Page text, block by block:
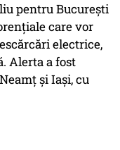
pentru Bucureşti
care vor
electrice,
Alerta a fost
și Iași, cu